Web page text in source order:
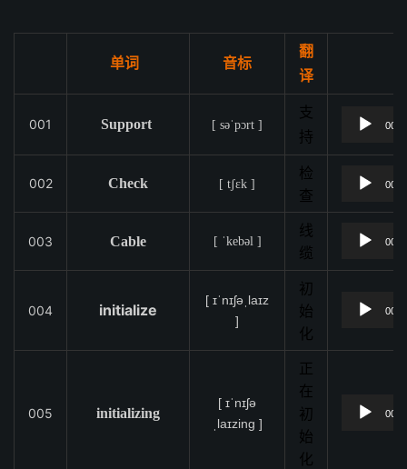
单词 音标
翻
译
001 Support [ səˈpɔrt ]
支
持
002 Check [ tʃɛk ]
检
查
003 Cable [ ˈkebəl ]
线
缆
004 initialize
[ ɪˈnɪʃəˌlaɪz
]
初
始
化
005 initializing
[ ɪˈnɪʃə
ˌlaɪzing ]
正
在
初
始
化